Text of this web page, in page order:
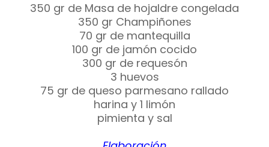
350 gr de Masa de hojaldre congelada
350 gr Champiñones
70 gr de mantequilla
100 gr de jamón cocido
300 gr de requesón
3 huevos
75 gr de queso parmesano rallado
harina y 1 limón
pimienta y sal